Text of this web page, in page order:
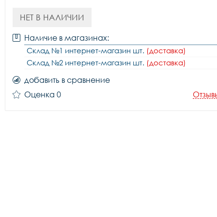
НЕТ В НАЛИЧИИ
Наличие в магазинах:
Склад №1 интернет-магазин шт. (доставка)
Склад №2 интернет-магазин шт. (доставка)
добавить в сравнение
Оценка 0